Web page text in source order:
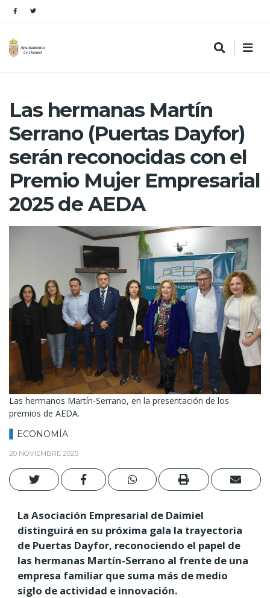
Las hermanas Martín
Serrano (Puertas Dayfor)
serán reconocidas con el
Premio Mujer Empresarial
2025 de AEDA
Las hermanos Martín-Serrano, en la presentación de los
premios de AEDA.
ECONOMÍA
20 NOVIEMBRE 2025
La Asociación Empresarial de Daimiel
distinguirá en su próxima gala la trayectoria
de Puertas Dayfor, reconociendo el papel de
las hermanas Martín-Serrano al frente de una
empresa familiar que suma más de medio
siglo de actividad e innovación.